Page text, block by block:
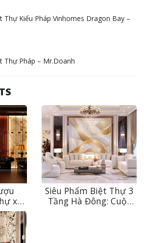
Thự Kiểu Pháp Vinhomes Dragon Bay –
Thự Pháp – Mr.Doanh
xa
gia
lưu
Siêu Phẩm Biệt Thự 3
Tầng Hà Đông: Cuộc